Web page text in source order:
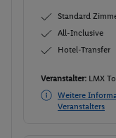
Standard
All-Inclusive
Hotel-Transfer
Veranstalter: LMX
Weitere
Veranstalters